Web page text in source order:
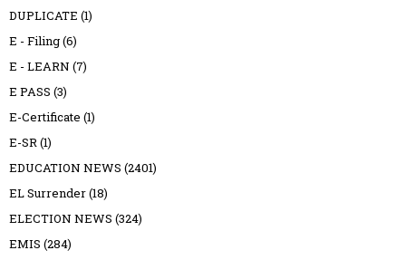
DUPLICATE (1)
E - Filing(6)
E - LEARN (7)
E PASS (3)
E-Certificate (1)
E-SR(1)
EDUCATION NEWS (2401)
EL Surrender(18)
ELECTION NEWS (324)
EMIS (284)